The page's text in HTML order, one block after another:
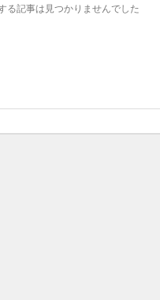
る記事は見つかりませんでした